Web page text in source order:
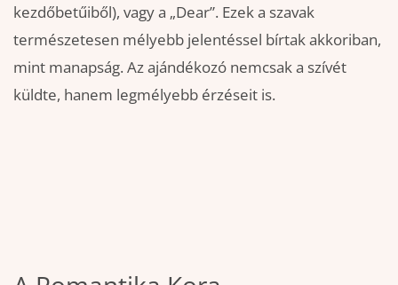
kezdőbetűiből), vagy a „Dear”. Ezek a szavak
természetesen mélyebb jelentéssel bírtak akkoriban,
mint manapság. Az ajándékozó nemcsak a szívét
küldte, hanem legmélyebb érzéseit is.